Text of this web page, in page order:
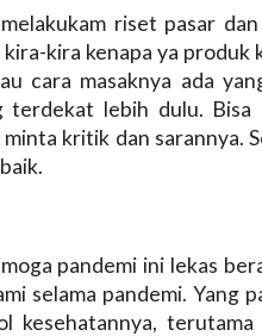
riset pasar
kira kenapa ya produk
cara masaknya ada
terdekat lebih dulu. Bisa
kritik dan sarannya.
pandemi ini lekas
selama pandemi. Yang
kesehatannya,